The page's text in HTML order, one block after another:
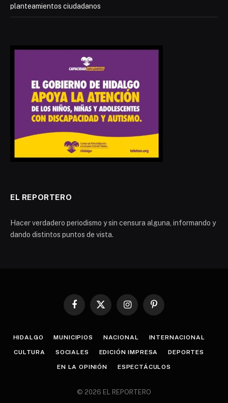
planteamientos ciudadanos
EL REPORTERO
Hacer verdadero periodismo y sin censura alguna, informando y
dando distintos puntos de vista.
Facebook
X
InstagramPinterest
HIDALGO MUNICIPIOS NACIONAL INTERNACIONAL
CULTURA SOCIALES EDICIÓN IMPRESA DEPORTES
EN LA OPINIÓN ESPECTÁCULOS
© 2026 EL REPORTERO